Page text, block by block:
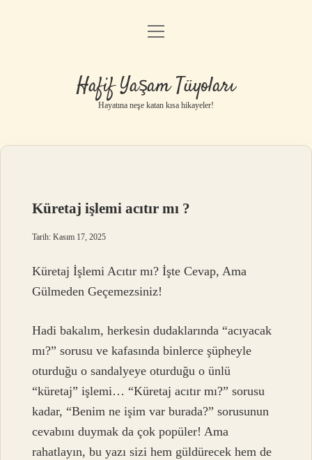
Anasayfa
Yasal Uyarı
menüyü
Hafif Yaşam Tüyoları
Hayatına neşe katan kısa hikayeler!
Küretaj işlemi acıtır mı ?
Tarih: Kasım 17, 2025
Küretaj İşlemi Acıtır mı? İşte Cevap, Ama
Gülmeden Geçemezsiniz!
Hadi bakalım, herkesin dudaklarında “acıyacak
mı?” sorusu ve kafasında binlerce şüpheyle
oturduğu o sandalyeye oturduğu o ünlü
“küretaj” işlemi… “Küretaj acıtır mı?” sorusu
kadar, “Benim ne işim var burada?” sorusunun
cevabını duymak da çok popüler! Ama
rahatlayın, bu yazı sizi hem güldürecek hem de